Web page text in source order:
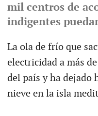
mil centros de
indigentes
La ola de frío que
electricidad a más
del país y ha dejado
nieve en la isla